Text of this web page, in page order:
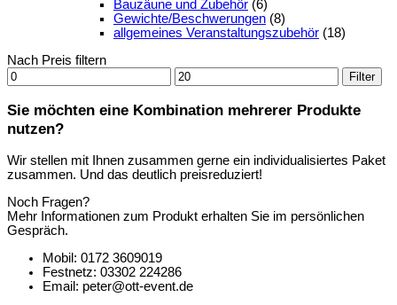
Bauzäune und Zubehör (6)
Gewichte/Beschwerungen (8)
allgemeines Veranstaltungszubehör (18)
Nach Preis filtern
Min.
Preis
Max.
Preis
Filter
Sie möchten eine Kombination mehrerer Produkte
nutzen?
Wir stellen mit Ihnen zusammen gerne ein individualisiertes Paket
zusammen. Und das deutlich preisreduziert!
Noch Fragen?
Mehr Informationen zum Produkt erhalten Sie im persönlichen
Gespräch.
Mobil: 0172 3609019
Festnetz: 03302 224286
Email: peter@ott-event.de